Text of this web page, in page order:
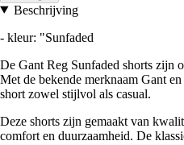
Beschrijving
- kleur: "Sunfaded
De Gant Reg Sunfaded shorts zijn
Met de bekende merknaam Gant
short zowel stijlvol als casual.
Deze shorts zijn gemaakt van
comfort en duurzaamheid. De